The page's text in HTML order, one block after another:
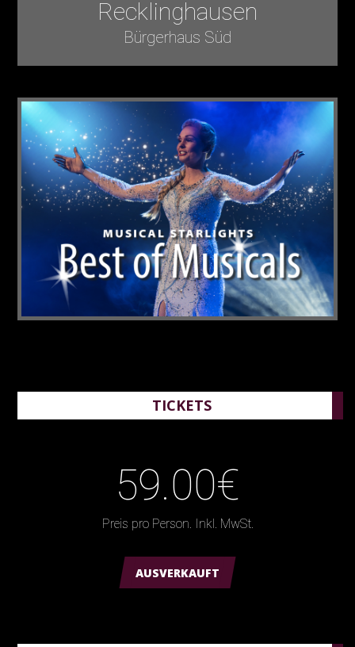
Recklinghausen
Bürgerhaus Süd
TICKETS
59.00€
Preis pro Person. Inkl. MwSt.
AUSVERKAUFT